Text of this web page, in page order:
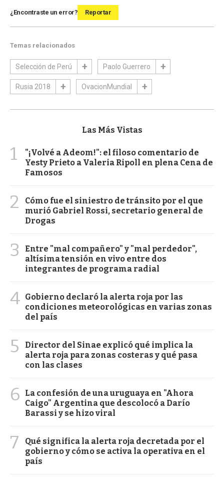
¿Encontraste un error? Reportar
Temas relacionados
Selección de Perú Paolo Guerrero
Rusia 2018 OvacionMundial
Las Más Vistas
1
"¡Volvé a Adeom!": el filoso comentario de
Yesty Prieto a Valeria Ripoll en plena Cena de
Famosos
2
Cómo fue el siniestro de tránsito por el que
murió Gabriel Rossi, secretario general de
Drogas
3
Entre "mal compañero" y "mal perdedor",
altísima tensión en vivo entre dos
integrantes de programa radial
4 Gobierno declaró la alerta roja por las
condiciones meteorológicas en varias zonas
del país
5
Director del Sinae explicó qué implica la
alerta roja para zonas costeras y qué pasa
con las clases
6
La confesión de una uruguaya en "Ahora
Caigo" Argentina que descolocó a Darío
Barassi y se hizo viral
7
Qué significa la alerta roja decretada por el
gobierno y cómo se activa la operativa en el
país